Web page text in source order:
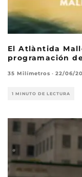
El Atlàntida
programación
35 Milímetros · 22/06/
1 MINUTO DE LECTURA